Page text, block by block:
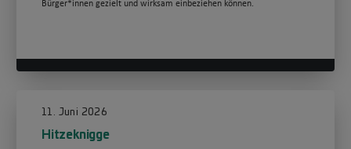
Bürger*innen gezielt und wirksam einbeziehen können.
11. Juni 2026
Hitzeknigge